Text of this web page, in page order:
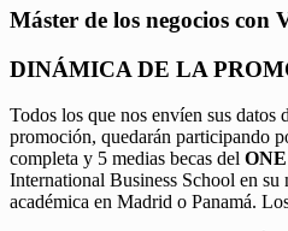
Máster de los negocios
DINÁMICA DE LA
Todos los que nos envíen sus datos
promoción, quedarán participando
completa y 5 medias becas del
International Business School en
académica en Madrid o Panamá.